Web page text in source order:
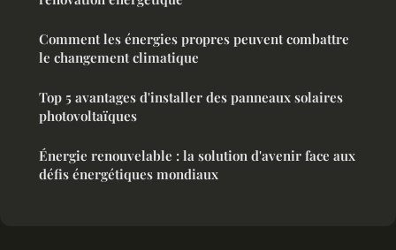
Comment les énergies propres peuvent combattre
le changement climatique
Top 5 avantages d'installer des panneaux solaires
photovoltaïques
Énergie renouvelable : la solution d'avenir face aux
défis énergétiques mondiaux